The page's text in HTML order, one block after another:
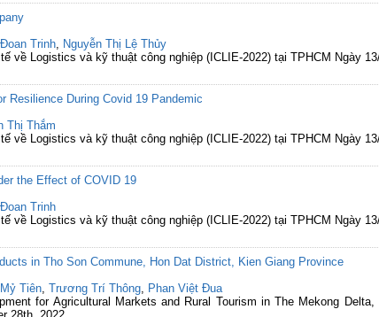
Trinh, Nguyễn Thị Lệ Thủy
về Logistics và kỹ thuật công nghiệp (ICLIE-2022) tại TPHCM Ngày
Resilience During Covid 19 Pandemic
Thị Thắm
về Logistics và kỹ thuật công nghiệp (ICLIE-2022) tại TPHCM Ngày
the Effect of COVID 19
Trinh
về Logistics và kỹ thuật công nghiệp (ICLIE-2022) tại TPHCM Ngày
in Tho Son Commune, Hon Dat District, Kien Giang Province
Tiên, Trương Trí Thông, Phan Việt Đua
for Agricultural Markets and Rural Tourism in The Mekong